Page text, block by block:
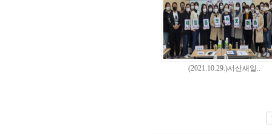
(2021.10.29.)서산새일..